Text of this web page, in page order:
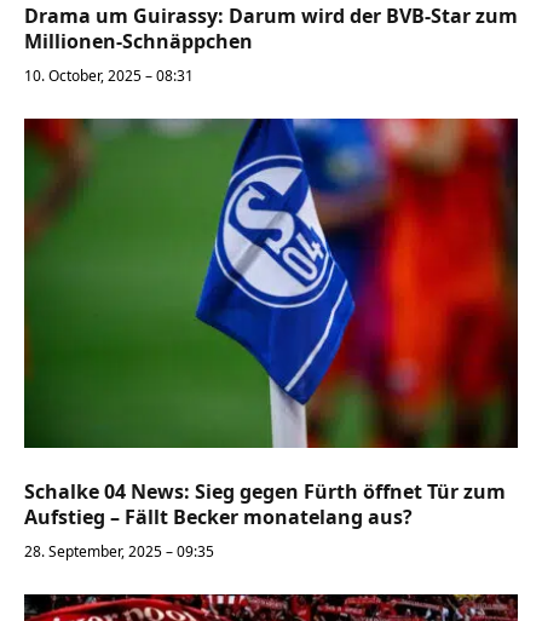
Drama um Guirassy: Darum wird der BVB-Star zum
Millionen-Schnäppchen
10. October, 2025 – 08:31
Schalke 04 News: Sieg gegen Fürth öffnet Tür zum
Aufstieg – Fällt Becker monatelang aus?
28. September, 2025 – 09:35